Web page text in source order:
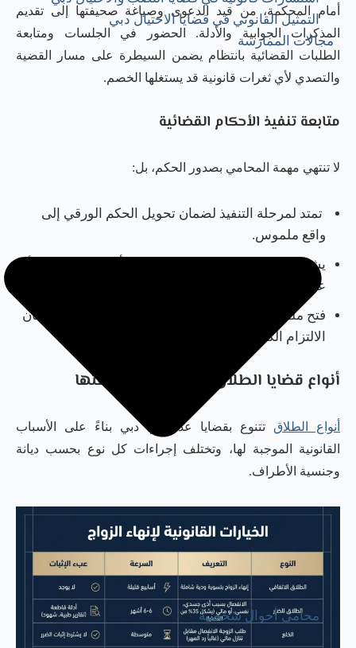
التمثيل القانوني في قضايا الاحتيال دبي
مجالات الممارسة
محامي أحوال شخصية
أمام المحكمة، من قيد الدعوى وصياغة صحيفتها إلى تقديم
المذكرات الجوابية والأدلة. الحضور في الجلسات ومتابعة
الطلبات القضائية بانتظام يضمن السيطرة على مسار القضية
والتصدي لأي ثغرات قانونية قد يستغلها الخصم.
متابعة تنفيذ الأحكام القضائية
لا تنتهي مهمة المحامي بصدور الحكم، بل:
تمتد لمرحلة التنفيذ لضمان تحويل الحكم الورقي إلى
واقع ملموس.
يشمل ذلك اتخاذ إجراءات فورية عند تأخر سداد النفقة أو
عرقلة رؤية الأبناء.
فتح ملفات التنفيذ والمتابعة مع القضاة المختصين لضمان
الالتزام الكامل ببنود الحكم.
أنواع قضايا الطلاق التي نتولى متابعتها
أنواع الطلاق تتنوع بقضايا عدّة في دبي بناءً على الأسباب
القانونية الموجبة لها، وتختلف إجراءات كل نوع بحسب ديانة
وجنسية الأطراف.